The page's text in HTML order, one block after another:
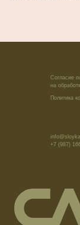
Политика
Согласие
на
+7 (987)